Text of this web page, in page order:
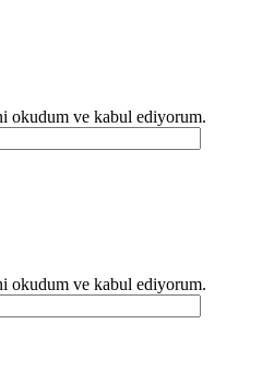
okudum ve kabul ediyorum.
okudum ve kabul ediyorum.